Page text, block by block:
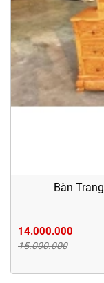
Bàn
14.000.000
15.000.000